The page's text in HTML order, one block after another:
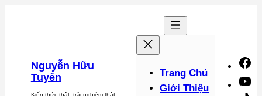
Nguyễn Hữu
Tuyên
Kiến thức thật, trải nghiệm thật
Trang Chủ
Giới Thiệu